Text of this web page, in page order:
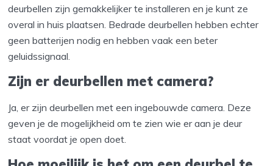
deurbellen zijn gemakkelijker te installeren en je kunt ze
overal in huis plaatsen. Bedrade deurbellen hebben echter
geen batterijen nodig en hebben vaak een beter
geluidssignaal.
Zijn er deurbellen met camera?
Ja, er zijn deurbellen met een ingebouwde camera. Deze
geven je de mogelijkheid om te zien wie er aan je deur
staat voordat je open doet.